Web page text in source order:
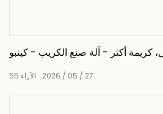
كريمة أكثر - آلة صنع الكريب - كينبو
2026 05 27
55 الآراء